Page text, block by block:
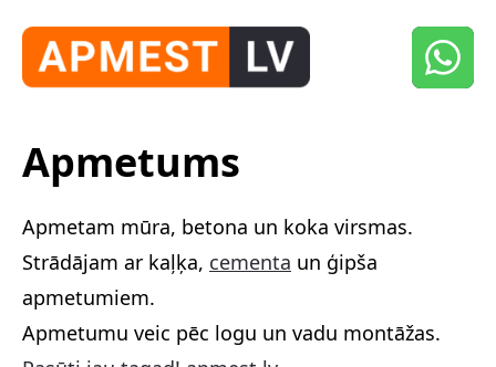
Apmetums
Apmetam mūra, betona un koka virsmas.
Strādājam ar kaļķa, cementa un ģipša
apmetumiem.
Apmetumu veic pēc logu un vadu montāžas.